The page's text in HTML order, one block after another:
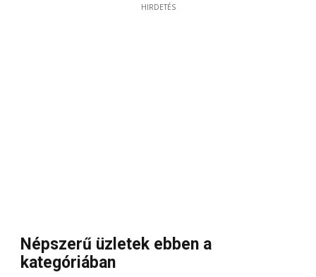
HIRDETÉS
Népszerű üzletek ebben a
kategóriában